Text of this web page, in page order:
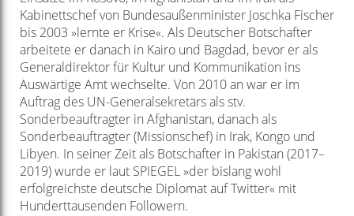
Kabinettschef von Bundesaußenminister Joschka Fischer
bis 2003 »lernte er Krise«. Als Deutscher Botschafter
arbeitete er danach in Kairo und Bagdad, bevor er als
Generaldirektor für Kultur und Kommunikation ins
Auswärtige Amt wechselte. Von 2010 an war er im
Auftrag des UN-Generalsekretärs als stv.
Sonderbeauftragter in Afghanistan, danach als
Sonderbeauftragter (Missionschef) in Irak, Kongo und
Libyen. In seiner Zeit als Botschafter in Pakistan (2017–
2019) wurde er laut SPIEGEL »der bislang wohl
erfolgreichste deutsche Diplomat auf Twitter« mit
Hunderttausenden Followern.